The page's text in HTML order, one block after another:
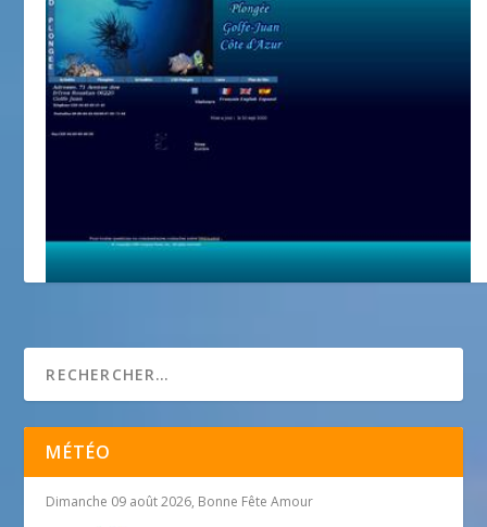
MÉTÉO
Dimanche 09 août 2026, Bonne Fête Amour